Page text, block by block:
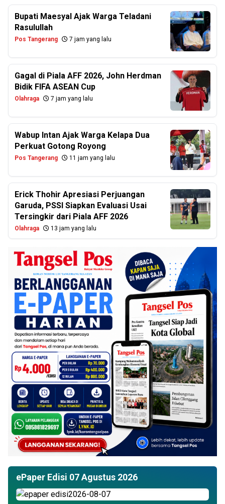
Bupati Maesyal Ajak Warga Teladani
Rasulullah
Pos Tangerang 7 jam yang lalu
Gagal di Piala AFF 2026, John Herdman
Bidik FIFA ASEAN Cup
Olahraga 7 jam yang lalu
Wabup Intan Ajak Warga Kelapa Dua
Perkuat Gotong Royong
Pos Tangerang 11 jam yang lalu
Erick Thohir Apresiasi Perjuangan
Garuda, PSSI Siapkan Evaluasi Usai
Tersingkir dari Piala AFF 2026
Olahraga 13 jam yang lalu
ePaper Edisi 07 Agustus 2026